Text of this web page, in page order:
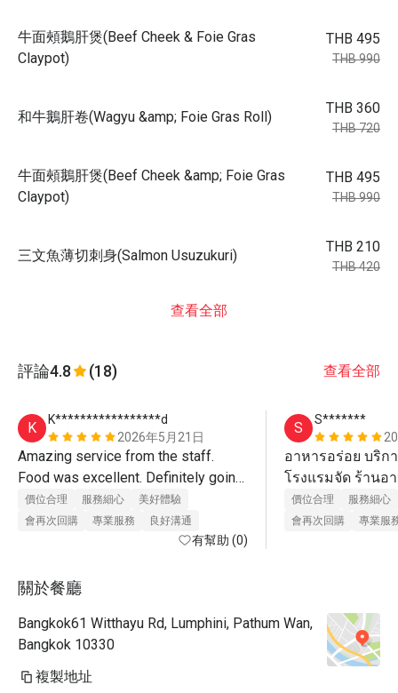
牛面頰鵝肝煲(Beef Cheek & Foie Gras
Claypot)
THB 495
THB 990
和牛鵝肝卷(Wagyu &amp; Foie Gras Roll)
THB 360
THB 720
牛面頰鵝肝煲(Beef Cheek &amp; Foie Gras
Claypot)
THB 495
THB 990
三文魚薄切刺身(Salmon Usuzukuri)
THB 210
THB 420
查看全部
評論4.8 (18) 查看全部
K
K*****************d
2026年5月21日
Amazing service from the staff.
Food was excellent. Definitely going
back!
價位合理 服務細心
美好體驗
會再次回購
專業服務 良好溝通
有幫助 (0)
S
S*******
อาหารอร่อย บริก
โรงแรมจัด ร้านอ
ก้อน
價位合理
服務細心
會再次回購
專業服
關於餐廳
Bangkok61 Witthayu Rd, Lumphini, Pathum Wan,
Bangkok 10330
複製地址